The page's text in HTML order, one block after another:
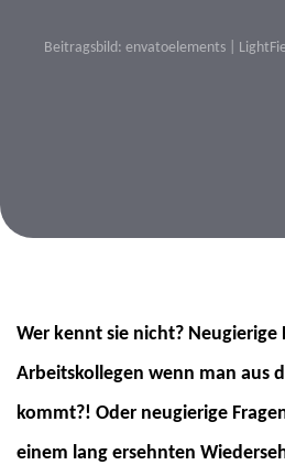
Beitragsbild: envatoelements |
Wer kennt sie nicht? Neugierige
Arbeitskollegen wenn man aus
kommt?! Oder neugierige
einem lang ersehnten